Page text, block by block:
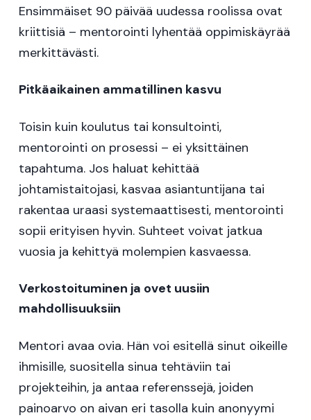
Ensimmäiset 90 päivää uudessa roolissa ovat
kriittisiä – mentorointi lyhentää oppimiskäyrää
merkittävästi.
Pitkäaikainen ammatillinen kasvu
Toisin kuin koulutus tai konsultointi,
mentorointi on prosessi – ei yksittäinen
tapahtuma. Jos haluat kehittää
johtamistaitojasi, kasvaa asiantuntijana tai
rakentaa uraasi systemaattisesti, mentorointi
sopii erityisen hyvin. Suhteet voivat jatkua
vuosia ja kehittyä molempien kasvaessa.
Verkostoituminen ja ovet uusiin
mahdollisuuksiin
Mentori avaa ovia. Hän voi esitellä sinut oikeille
ihmisille, suositella sinua tehtäviin tai
projekteihin, ja antaa referenssejä, joiden
painoarvo on aivan eri tasolla kuin anonyymi